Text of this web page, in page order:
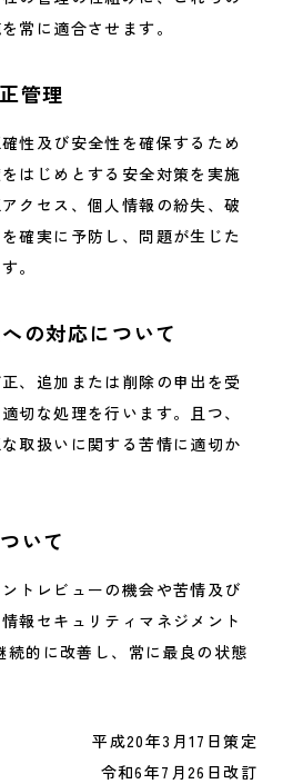
常に適合させます。
管理
性及び安全性を確保するため
はじめとする安全対策を実施
クセス、個人情報の紛失、破
確実に予防し、問題が生じた
。
の対応について
、追加または削除の申出を受
切な処理を行います。且つ、
取扱いに関する苦情に適切か
いて
トレビューの機会や苦情及び
報セキュリティマネジメント
続的に改善し、常に最良の状態
平成20年3月17日策定
令和6年7月26日改訂